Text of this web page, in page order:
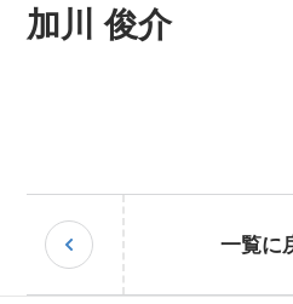
加川 俊介
一覧に